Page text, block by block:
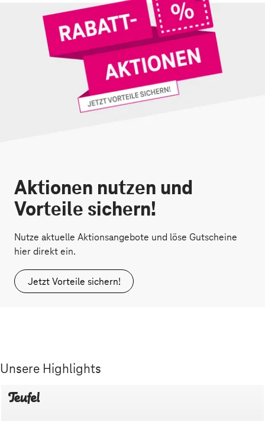
Aktionen nutzen und
Vorteile sichern!
Nutze aktuelle Aktionsangebote und löse Gutscheine
hier direkt ein.
Jetzt Vorteile sichern!
Unsere Highlights